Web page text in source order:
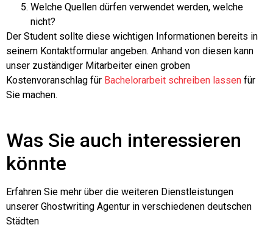
Welche Quellen dürfen verwendet werden, welche
nicht?
Der Student sollte diese wichtigen Informationen bereits in
seinem Kontaktformular angeben. Anhand von diesen kann
unser zuständiger Mitarbeiter einen groben
Kostenvoranschlag für Bachelorarbeit schreiben lassen für
Sie machen.
Was Sie auch interessieren
könnte
Erfahren Sie mehr über die weiteren Dienstleistungen
unserer Ghostwriting Agentur in verschiedenen deutschen
Städten